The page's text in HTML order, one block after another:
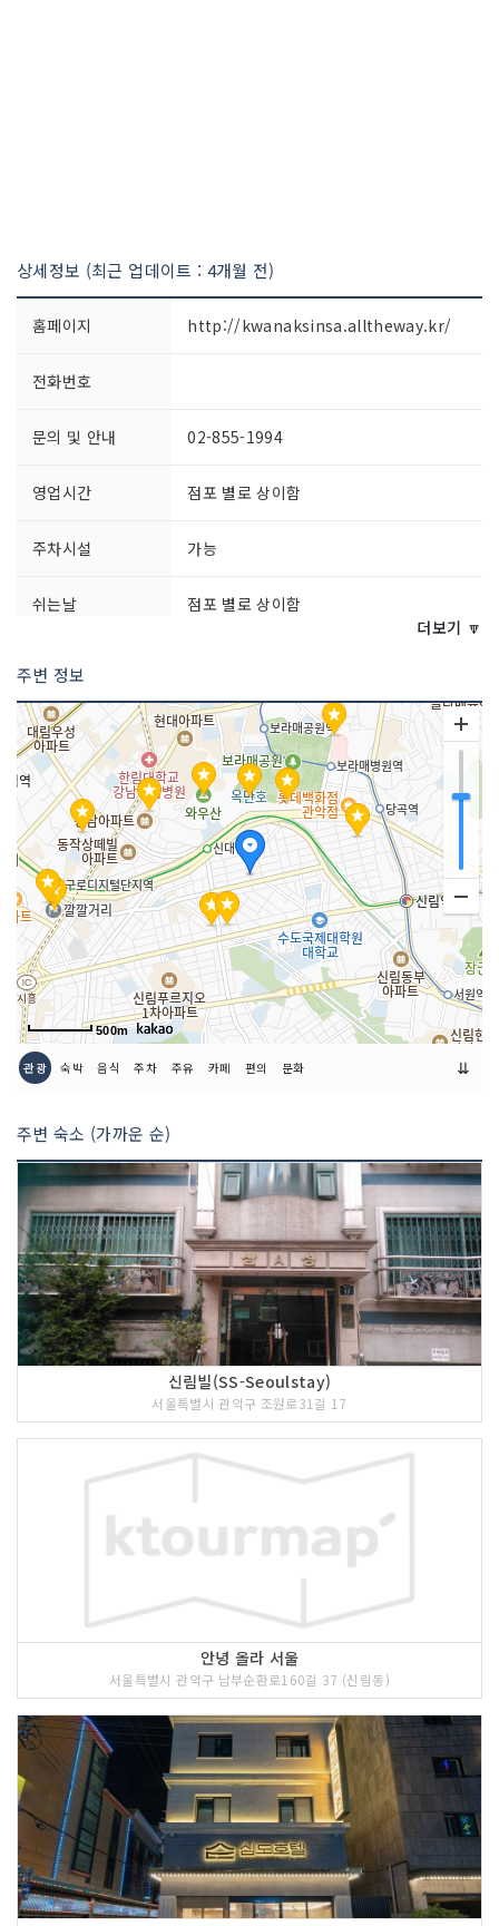
상세정보 (최근 업데이트 : 4개월 전)
홈페이지 http://kwanaksinsa.alltheway.kr/
전화번호
문의 및 안내 02-855-1994
영업시간 점포 별로 상이함
주차시설 가능
쉬는날 점포 별로 상이함
판매 품목 농산물 / 수산물 / 축산물 / 잡화 등
더보기 🔽
주변 정보
500m
관광 숙박 음식 주차 주유 카페 편의 문화 ⇊
주변 숙소 (가까운 순)
신림빌(SS-Seoulstay)
서울특별시 관악구 조원로31길 17
안녕 올라 서울
서울특별시 관악구 남부순환로160길 37 (신림동)